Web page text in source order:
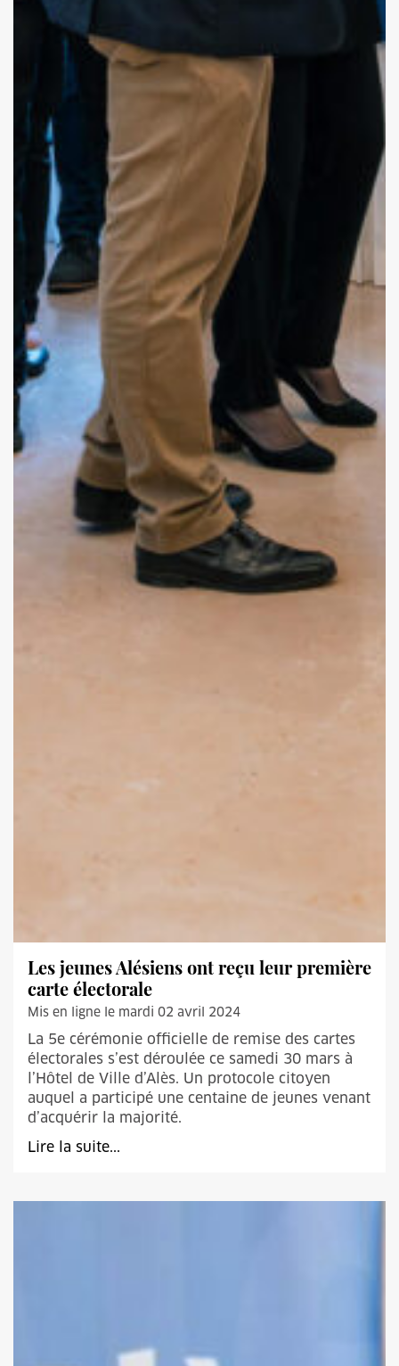
Les jeunes Alésiens ont reçu leur première
carte électorale
Mis en ligne le mardi 02 avril 2024
La 5e cérémonie officielle de remise des cartes
électorales s’est déroulée ce samedi 30 mars à
l’Hôtel de Ville d’Alès. Un protocole citoyen
auquel a participé une centaine de jeunes venant
d’acquérir la majorité.
Lire la suite...